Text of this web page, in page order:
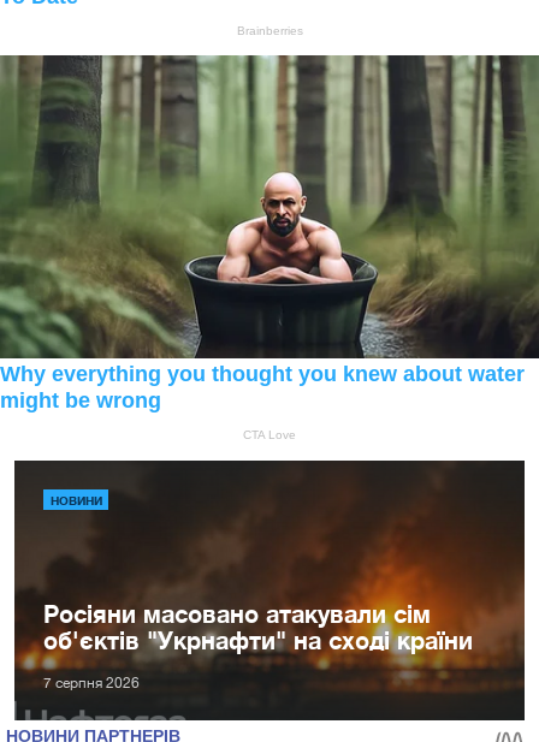
НОВИНИ
Росіяни масовано атакували сім
об'єктів "Укрнафти" на сході країни
7 серпня 2026